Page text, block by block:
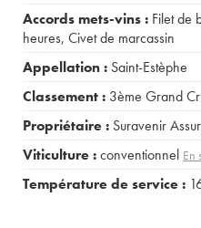
Accords mets-vins : Filet de
heures, Civet de marcassin
Appellation : Saint-Estèphe
Classement : 3ème Grand
Propriétaire : Suravenir
Viticulture :conventionnel En
Température de service :